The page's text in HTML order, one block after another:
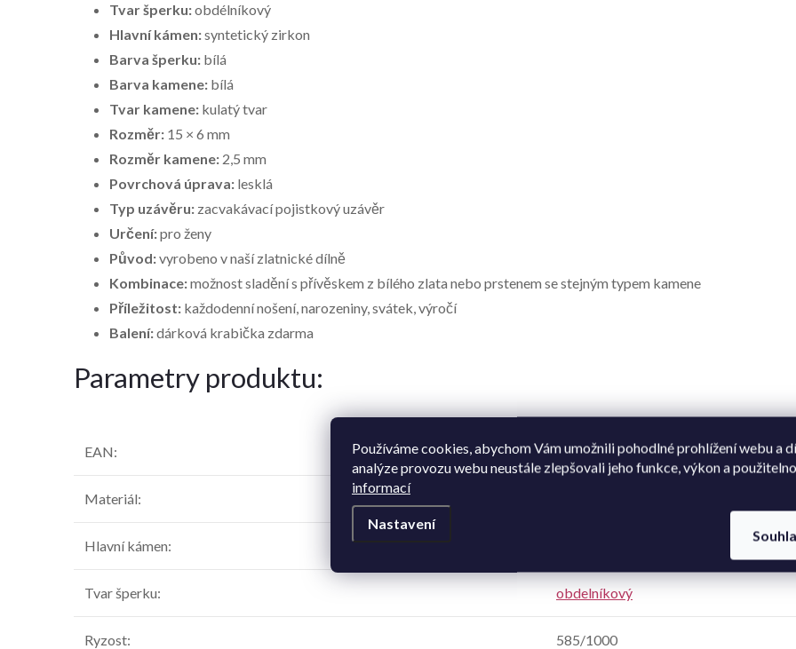
Používáme cookies, abychom Vám umožnili pohodlné prohlížení webu a
analýze provozu webu neustále zlepšovali jeho funkce, výkon a
informací
Nastavení
Tvar šperku:obdélníkový
Hlavní kámen:syntetický zirkon
Barva šperku: bílá
Barva kamene: bílá
Tvar kamene: kulatý tvar
Rozměr: 15 × 6 mm
Rozměr kamene: 2,5 mm
Povrchová úprava: lesklá
Typ uzávěru: zacvakávací pojistkový uzávěr
Určení:pro ženy
Původ:vyrobeno v naší zlatnické dílně
Kombinace:možnost sladění s přívěskem z bílého zlata nebo prstenem se stejným typem kamene
Příležitost: každodenní nošení, narozeniny, svátek, výročí
Balení:dárková krabička zdarma
Parametry produktu:
EAN: 08596662041328
Materiál:
Hlavní kámen:
Tvar šperku: obdelníkový
Ryzost: 585/1000